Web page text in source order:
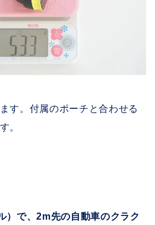
す。付属のポーチと合わせる
。
）で、2m先の自動車のクラク